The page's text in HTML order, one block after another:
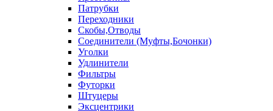
Патрубки
Переходники
Скобы,Отводы
Соединители (Муфты,Бочонки)
Уголки
Удлинители
Фильтры
Футорки
Штуцеры
Эксцентрики